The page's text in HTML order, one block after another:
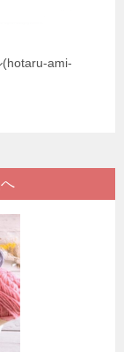
(hotaru-ami-